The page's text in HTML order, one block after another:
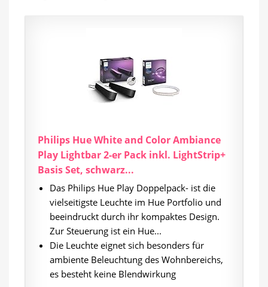
Philips Hue White and Color Ambiance
Play Lightbar 2-er Pack inkl. LightStrip+
Basis Set, schwarz...
Das Philips Hue Play Doppelpack- ist die
vielseitigste Leuchte im Hue Portfolio und
beeindruckt durch ihr kompaktes Design.
Zur Steuerung ist ein Hue...
Die Leuchte eignet sich besonders für
ambiente Beleuchtung des Wohnbereichs,
es besteht keine Blendwirkung